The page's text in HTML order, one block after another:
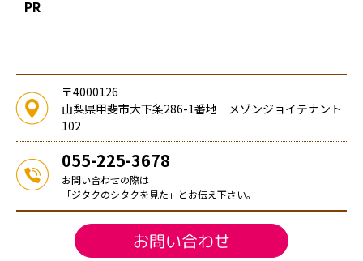
PR
〒4000126
山梨県甲斐市大下条286-1番地 メゾンジョイテナント
102
055-225-3678
お問い合わせの際は
「ジタクのシタクを見た」とお伝え下さい。
お問い合わせ